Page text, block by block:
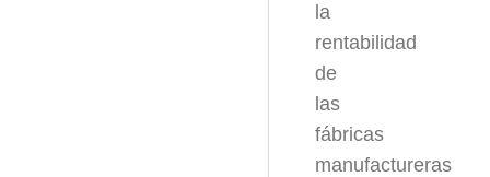
la
rentabilidad
de
las
fábricas
manufactureras